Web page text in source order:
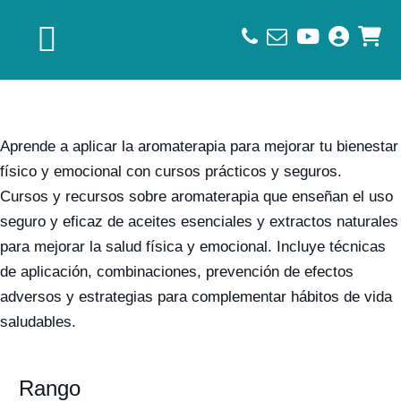
Aprende a aplicar la aromaterapia para mejorar tu bienestar
físico y emocional con cursos prácticos y seguros.
Cursos y recursos sobre aromaterapia que enseñan el uso
seguro y eficaz de aceites esenciales y extractos naturales
para mejorar la salud física y emocional. Incluye técnicas
de aplicación, combinaciones, prevención de efectos
adversos y estrategias para complementar hábitos de vida
saludables.
Rango